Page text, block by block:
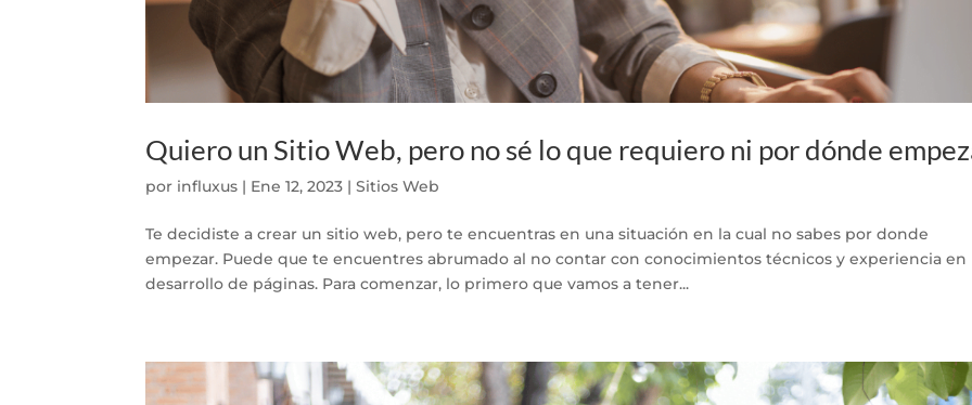
Quiero un Sitio Web, pero no sé lo que requiero ni por dónde
por influxus | Ene 12, 2023 |Sitios Web
Te decidiste a crear un sitio web, pero te encuentras en una situación en la cual no sabes por donde
empezar. Puede que te encuentres abrumado al no contar con conocimientos técnicos y experiencia en
desarrollo de páginas. Para comenzar, lo primero que vamos a tener...